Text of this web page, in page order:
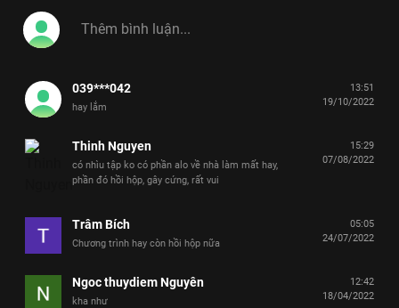
039***042
hay lắm
13:51
19/10/2022
Thinh Nguyen
có nhìu tập ko có phần alo về nhà làm mất hay,
phần đó hồi hộp, gây cứng, rất vui
15:29
07/08/2022
Trâm Bích
Chương trình hay còn hồi hộp nữa
05:05
24/07/2022
Ngoc thuydiem Nguyên
kha như
12:42
18/04/2022